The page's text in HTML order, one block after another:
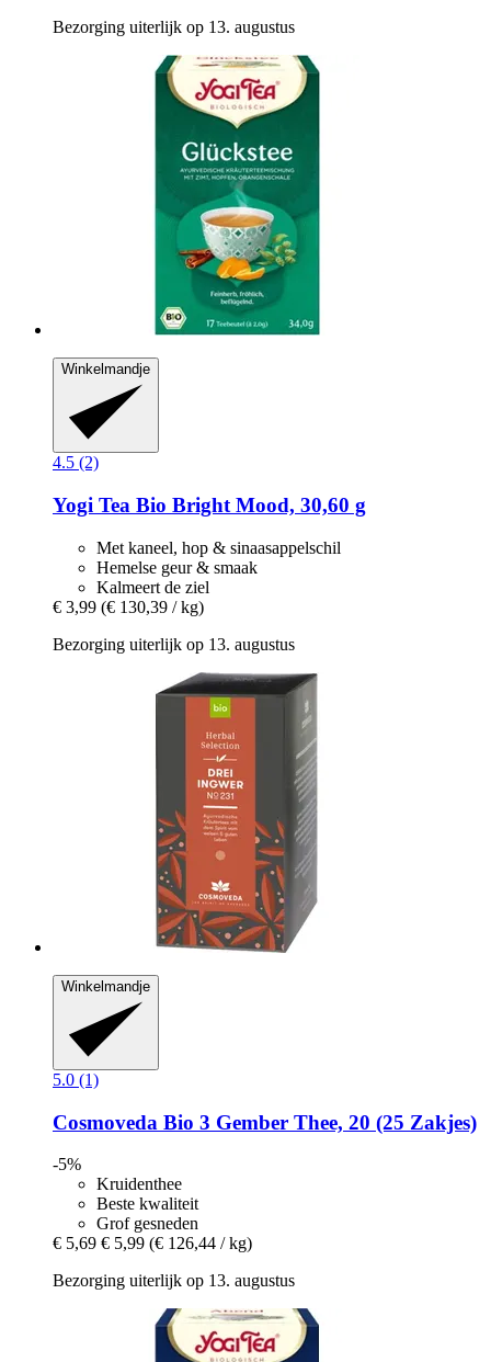
Bezorging uiterlijk op 13. augustus
Winkelmandje
4.5 (2)
Yogi Tea Bio Bright Mood, 30,60 g
Met kaneel, hop & sinaasappelschil
Hemelse geur & smaak
Kalmeert de ziel
€ 3,99 (€ 130,39 / kg)
Bezorging uiterlijk op 13. augustus
Winkelmandje
5.0 (1)
Cosmoveda Bio 3 Gember Thee, 20 (25 Zakjes)
-5%
Kruidenthee
Beste kwaliteit
Grof gesneden
€ 5,69 € 5,99 (€ 126,44 / kg)
Bezorging uiterlijk op 13. augustus